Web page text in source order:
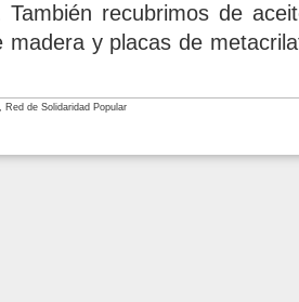
También recubrimos de
madera y placas de
de Solidaridad Popular